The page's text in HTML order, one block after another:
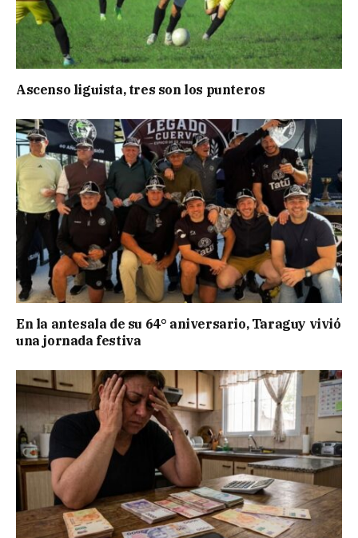
Ascenso liguista, tres son los punteros
En la antesala de su 64° aniversario, Taraguy vivió
una jornada festiva